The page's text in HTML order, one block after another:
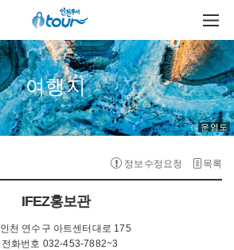
주
메
뉴
열
기
여행지
운염도
정보수정요청 목록
IFEZ홍보관
인천 연수구 아트센터대로 175
전화번호 032-453-7882~3